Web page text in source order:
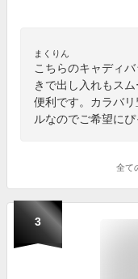
まくりん
こちらのキャディ
きで出し入れもス
便利です。カラバ
ルなのでご希望にぴ
全て
3